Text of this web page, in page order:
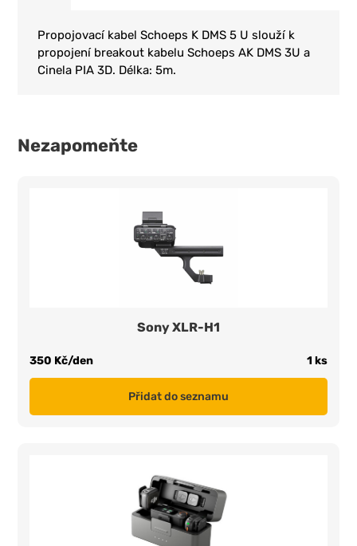
Propojovací kabel Schoeps K DMS 5 U slouží k
propojení breakout kabelu Schoeps AK DMS 3U a
Cinela PIA 3D. Délka: 5m.
Nezapomeňte
Sony XLR-H1
350 Kč/den 1 ks
Přidat do seznamu